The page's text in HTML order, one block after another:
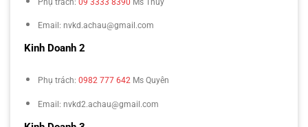
Phụ trách: 09 3333 8390 Ms Thúy
Email: nvkd.achau@gmail.com
Kinh Doanh 2
Phụ trách: 0982 777 642 Ms Quyên
Email: nvkd2.achau@gmail.com